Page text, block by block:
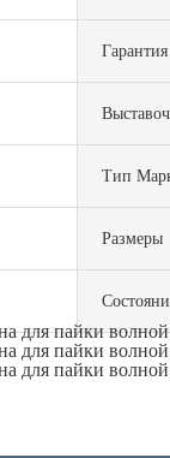
Гарантия
Тип
Размеры